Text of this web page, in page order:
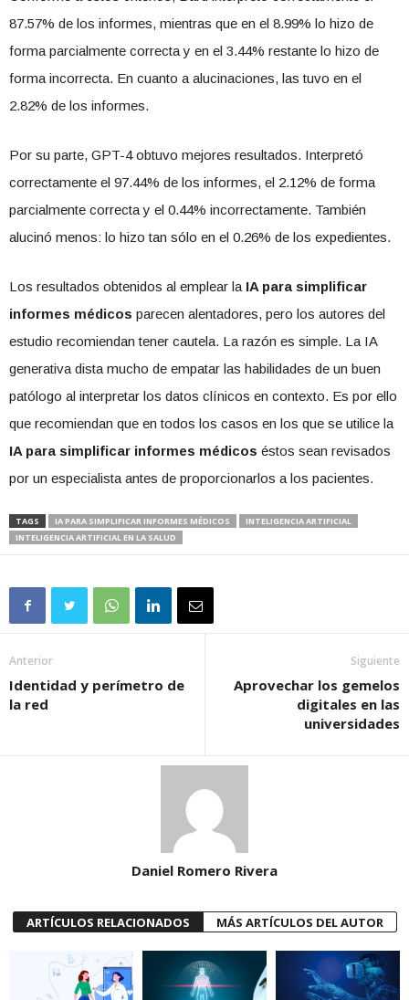
87.57% de los informes, mientras que en el 8.99% lo hizo de
forma parcialmente correcta y en el 3.44% restante lo hizo de
forma incorrecta. En cuanto a alucinaciones, las tuvo en el
2.82% de los informes.
Por su parte, GPT-4 obtuvo mejores resultados. Interpretó
correctamente el 97.44% de los informes, el 2.12% de forma
parcialmente correcta y el 0.44% incorrectamente. También
alucinó menos: lo hizo tan sólo en el 0.26% de los expedientes.
Los resultados obtenidos al emplear la IA para simplificar
informes médicos parecen alentadores, pero los autores del
estudio recomiendan tener cautela. La razón es simple. La IA
generativa dista mucho de empatar las habilidades de un buen
patólogo al interpretar los datos clínicos en contexto. Es por ello
que recomiendan que en todos los casos en los que se utilice la
IA para simplificar informes médicos éstos sean revisados
por un especialista antes de proporcionarlos a los pacientes.
TAGS IA PARA SIMPLIFICAR INFORMES MÉDICOS
INTELIGENCIA ARTIFICIAL
INTELIGENCIA ARTIFICIAL EN LA SALUD
Anterior
Identidad y perímetro de
la red
Siguiente
Aprovechar los gemelos
digitales en las
universidades
Daniel Romero Rivera
ARTÍCULOS RELACIONADOS MÁS ARTÍCULOS DEL AUTOR